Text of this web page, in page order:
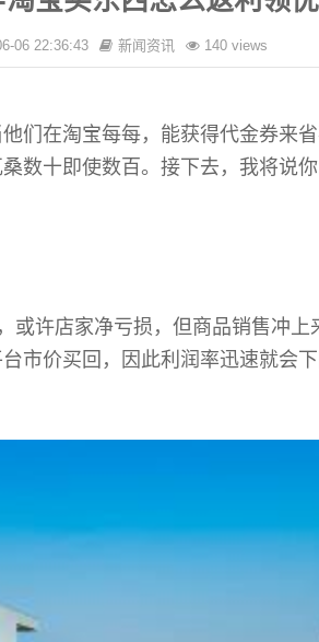
06 22:36:43 新闻资讯 140 views
们在淘宝每每，能获得代金券来
数十即使数百。接下去，我将说
或许店家净亏损，但商品销售冲上
市价买回，因此利润率迅速就会